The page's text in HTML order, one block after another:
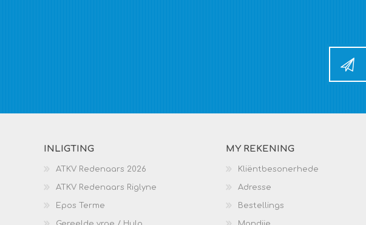
INLIGTING
ATKV Redenaars 2026
ATKV Redenaars Riglyne
Epos Terme
MY REKENING
Kliëntbesonerhede
Adresse
Bestellings